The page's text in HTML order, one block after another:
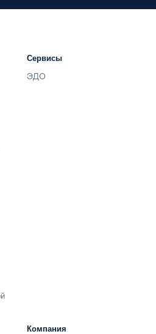
Сервисы
ЭДО
Компания